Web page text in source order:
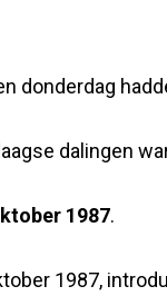
donderdag
dalingen
1987.
1987,